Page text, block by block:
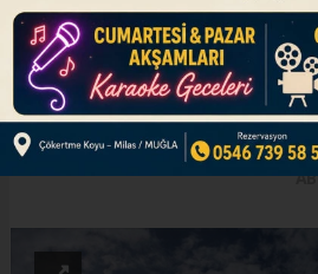
sürerken, yenilenebilir enerji
hızlanma ve elektrikli araç
genişleme yılın en dikkat
oldu.